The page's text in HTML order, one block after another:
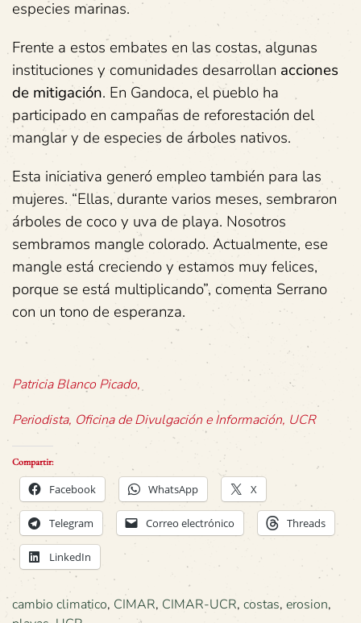
especies marinas.
Frente a estos embates en las costas, algunas
instituciones y comunidades desarrollan acciones
de mitigación. En Gandoca, el pueblo ha
participado en campañas de reforestación del
manglar y de especies de árboles nativos.
Esta iniciativa generó empleo también para las
mujeres. “Ellas, durante varios meses, sembraron
árboles de coco y uva de playa. Nosotros
sembramos mangle colorado. Actualmente, ese
mangle está creciendo y estamos muy felices,
porque se está multiplicando”, comenta Serrano
con un tono de esperanza.
Patricia Blanco Picado,
Periodista, Oficina de Divulgación e Información, UCR
Compartir:
Facebook WhatsApp X
Telegram Correo electrónico Threads
LinkedIn
cambio climatico, CIMAR, CIMAR-UCR, costas, erosion,